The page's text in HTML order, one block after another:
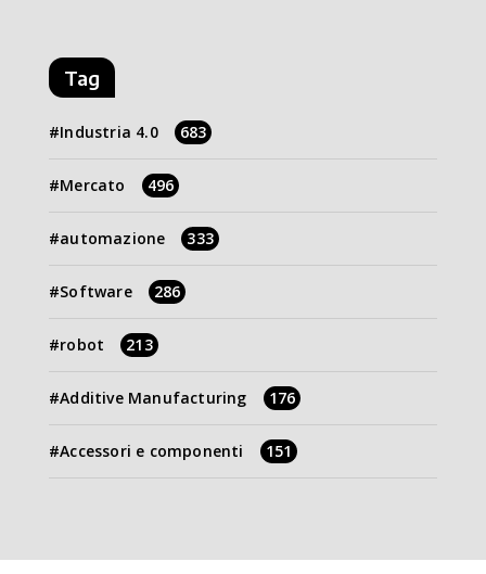
Tag
Industria 4.0 683
Mercato 496
automazione 333
Software 286
robot 213
Additive Manufacturing 176
Accessori e componenti 151